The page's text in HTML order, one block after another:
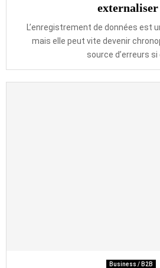
externaliser
L’enregistrement de données est
mais elle peut vite devenir
source d’erreurs si
Business / B2B